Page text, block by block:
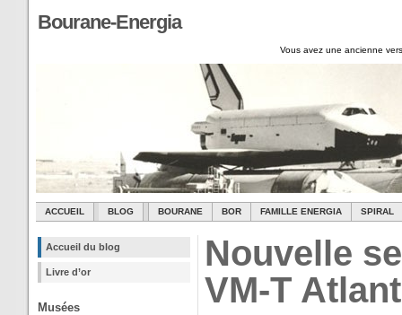
Bourane-Energia
Vous avez une ancienne
ACCUEIL BLOG BOURANE BOR FAMILLE ENERGIA SPIRAL
Accueil du blog
Livre d’or
Musées
Nouvelle
VM-T